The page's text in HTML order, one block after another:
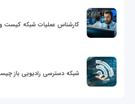
کارشناس عملیات شبکه کیست
شبکه دسترسی رادیویی باز